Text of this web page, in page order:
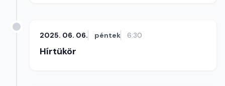
2025. 06. 06. péntek 6:30
Hírtükör